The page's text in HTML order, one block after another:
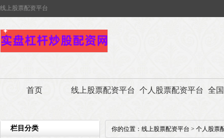
线上股票配资平台
首页 线上股票配资平台 个人股票配资平台 全
栏目分类 你的位置： 线上股票配资平台 > 个人股票